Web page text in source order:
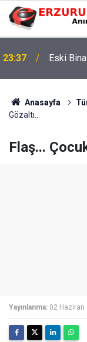
23:37 Eski
Anasayfa
Gözaltı...
Flaş...
Yayınlanma: 02 Haziran